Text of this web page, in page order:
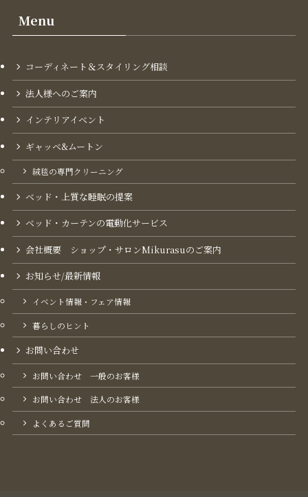
Menu
コーディネート＆スタイリング​相談
法人様へのご案内
インテリアイベント
ギャッベ&ムートン
絨毯の専門クリーニング
ベッド・上質な睡眠の提案
ベッド・カーテンの電動化サービス
会社概要 ショップ・サロンMikurasuのご案内​
お知らせ/最新情報
イベント情報・フェア情報
暮らしのヒント
お問い合わせ
お問い合わせ 一般のお客様
お問い合わせ 法人のお客様
よくあるご質問